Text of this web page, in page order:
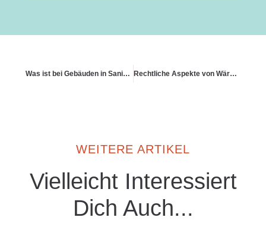
Was ist bei Gebäuden in Sanierung zu beachten Rechtliche Aspekte von Wärmepumpen
WEITERE ARTIKEL
Vielleicht Interessiert
Dich Auch...